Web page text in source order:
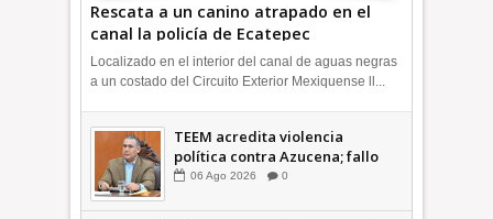
Rescata a un canino atrapado en el
canal la policía de Ecatepec
INFORMATIVA
Localizado en el interior del canal de aguas negras
a un costado del Circuito Exterior Mexiquense ll...
TEEM acredita violencia
política contra Azucena; fallo
confirma guerra sucia: Octavio
06 Ago 2026 0